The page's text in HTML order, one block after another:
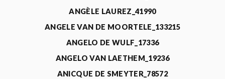
ANGÈLE LAUREZ_41990
ANGELE VAN DE MOORTELE_133215
ANGELO DE WULF_17336
ANGELO VAN LAETHEM_19236
ANICQUE DE SMEYTER_78572